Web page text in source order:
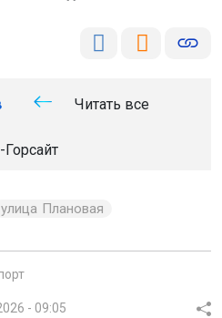
Читать все
улица Плановая
- 09:05